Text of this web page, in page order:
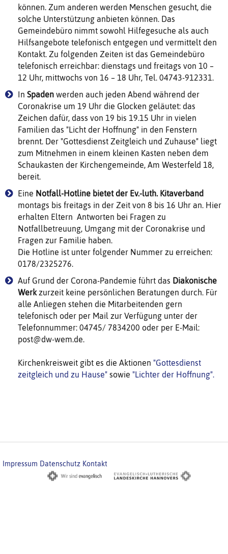
können. Zum anderen werden Menschen gesucht, die
solche Unterstützung anbieten können. Das
Gemeindebüro nimmt sowohl Hilfegesuche als auch
Hilfsangebote telefonisch entgegen und vermittelt den
Kontakt. Zu folgenden Zeiten ist das Gemeindebüro
telefonisch erreichbar: dienstags und freitags von 10 –
12 Uhr, mittwochs von 16 – 18 Uhr, Tel. 04743-912331.
In Spaden werden auch jeden Abend während der
Coronakrise um 19 Uhr die Glocken geläutet: das
Zeichen dafür, dass von 19 bis 19.15 Uhr in vielen
Familien das "Licht der Hoffnung" in den Fenstern
brennt. Der "Gottesdienst Zeitgleich und Zuhause" liegt
zum Mitnehmen in einem kleinen Kasten neben dem
Schaukasten der Kirchengemeinde, Am Westerfeld 18,
bereit.
Eine Notfall-Hotline bietet der Ev.-luth. Kitaverband
montags bis freitags in der Zeit von 8 bis 16 Uhr an. Hier
erhalten Eltern Antworten bei Fragen zu
Notfallbetreuung, Umgang mit der Coronakrise und
Fragen zur Familie haben.
Die Hotline ist unter folgender Nummer zu erreichen:
0178/2325276.
Auf Grund der Corona-Pandemie führt das Diakonische
Werk zurzeit keine persönlichen Beratungen durch. Für
alle Anliegen stehen die Mitarbeitenden gern
telefonisch oder per Mail zur Verfügung unter der
Telefonnummer: 04745/ 7834200 oder per E-Mail:
post@dw-wem.de.
Kirchenkreisweit gibt es die Aktionen "Gottesdienst
zeitgleich und zu Hause" sowie "Lichter der Hoffnung".
Impressum Datenschutz Kontakt